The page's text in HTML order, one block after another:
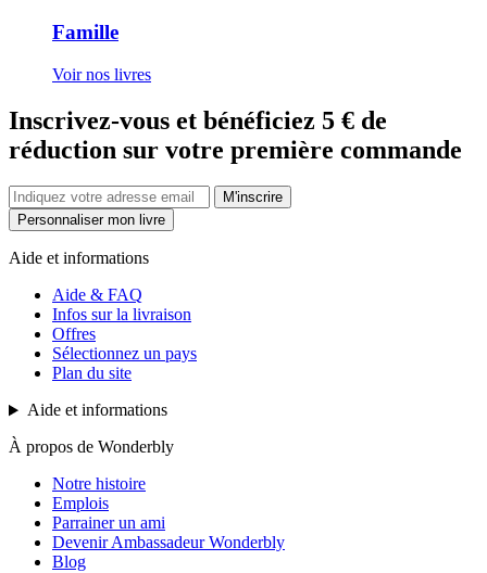
Famille
Voir nos livres
Inscrivez-vous et bénéficiez 5 € de
réduction sur votre première commande
M'inscrire
Personnaliser mon livre
Aide et informations
Aide & FAQ
Infos sur la livraison
Offres
Sélectionnez un pays
Plan du site
Aide et informations
À propos de Wonderbly
Notre histoire
Emplois
Parrainer un ami
Devenir Ambassadeur Wonderbly
Blog